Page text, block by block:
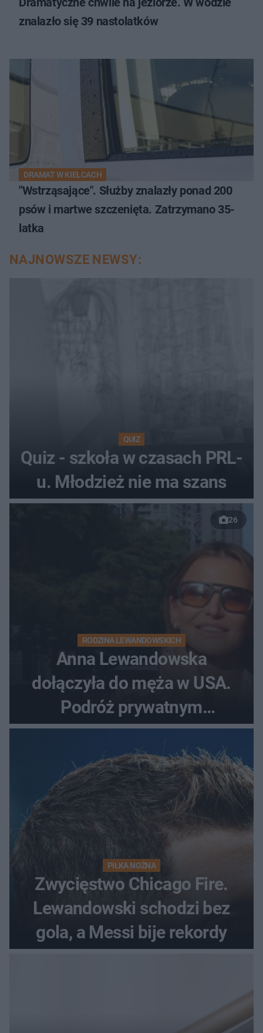
znalazło się 39 nastolatków
DRAMAT W KIELCACH
"Wstrząsające". Służby znalazły ponad 200
psów i martwe szczenięta. Zatrzymano 35-
latka
NAJNOWSZE NEWSY:
QUIZ
Quiz - szkoła w czasach PRL-
u. Młodzież nie ma szans
26
RODZINA LEWANDOWSKICH
Anna Lewandowska
dołączyła do męża w USA.
Podróż prywatnym
odrzutowcem to dopiero
początek!
PIŁKA NOŻNA
Zwycięstwo Chicago Fire.
Lewandowski schodzi bez
gola, a Messi bije rekordy